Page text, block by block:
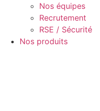
Nos équipes
Recrutement
RSE / Sécurité
Nos produits